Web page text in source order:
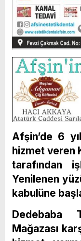
Afşin’de 6
hizmet veren
tarafından
Yenilenen
kabulüne
Dedebaba
Mağazası